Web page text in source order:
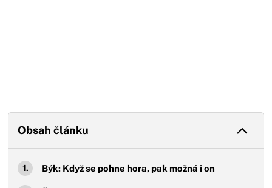
Obsah článku
Býk: Když se pohne hora, pak možná i on